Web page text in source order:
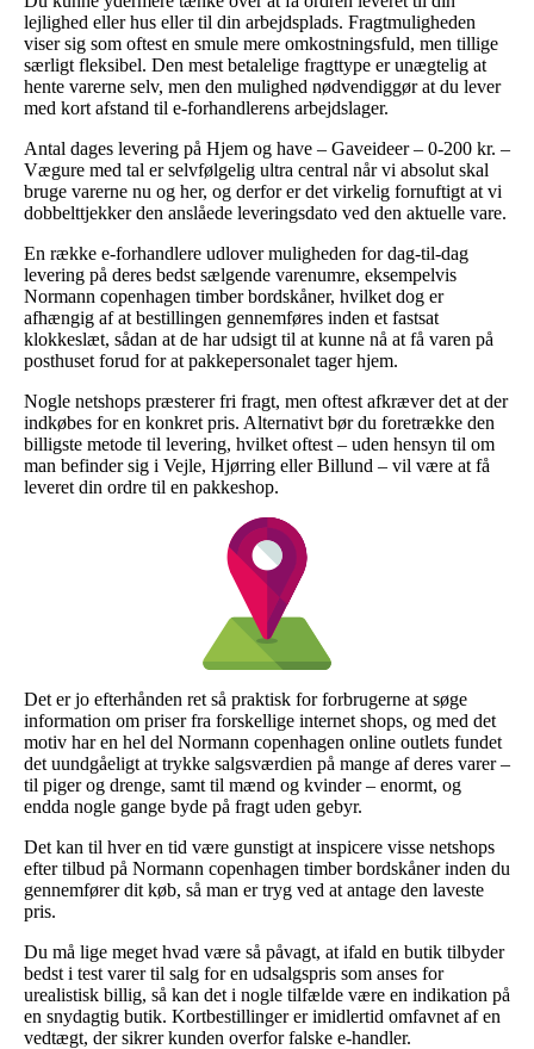
lejlighed eller hus eller til din arbejdsplads. Fragtmuligheden
viser sig som oftest en smule mere omkostningsfuld, men tillige
særligt fleksibel. Den mest betalelige fragttype er unægtelig at
hente varerne selv, men den mulighed nødvendiggør at du lever
med kort afstand til e-forhandlerens arbejdslager.
Antal dages levering på Hjem og have – Gaveideer – 0-200 kr. –
Vægure med tal er selvfølgelig ultra central når vi absolut skal
bruge varerne nu og her, og derfor er det virkelig fornuftigt at vi
dobbelttjekker den anslåede leveringsdato ved den aktuelle vare.
En række e-forhandlere udlover muligheden for dag-til-dag
levering på deres bedst sælgende varenumre, eksempelvis
Normann copenhagen timber bordskåner, hvilket dog er
afhængig af at bestillingen gennemføres inden et fastsat
klokkeslæt, sådan at de har udsigt til at kunne nå at få varen på
posthuset forud for at pakkepersonalet tager hjem.
Nogle netshops præsterer fri fragt, men oftest afkræver det at der
indkøbes for en konkret pris. Alternativt bør du foretrække den
billigste metode til levering, hvilket oftest – uden hensyn til om
man befinder sig i Vejle, Hjørring eller Billund – vil være at få
leveret din ordre til en pakkeshop.
Det er jo efterhånden ret så praktisk for forbrugerne at søge
information om priser fra forskellige internet shops, og med det
motiv har en hel del Normann copenhagen online outlets fundet
det uundgåeligt at trykke salgsværdien på mange af deres varer –
til piger og drenge, samt til mænd og kvinder – enormt, og
endda nogle gange byde på fragt uden gebyr.
Det kan til hver en tid være gunstigt at inspicere visse netshops
efter tilbud på Normann copenhagen timber bordskåner inden du
gennemfører dit køb, så man er tryg ved at antage den laveste
pris.
Du må lige meget hvad være så påvagt, at ifald en butik tilbyder
bedst i test varer til salg for en udsalgspris som anses for
urealistisk billig, så kan det i nogle tilfælde være en indikation på
en snydagtig butik. Kortbestillinger er imidlertid omfavnet af en
vedtægt, der sikrer kunden overfor falske e-handler.